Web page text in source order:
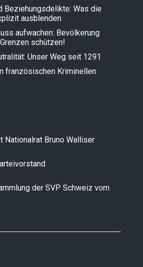
Beziehungsdelikte: Was die
ausblenden
aufwachen: Bevölkerung
schützen!
Unser Weg seit 1291
französischen Kriminellen
Nationalrat Bruno Walliser
der SVP Schweiz vom